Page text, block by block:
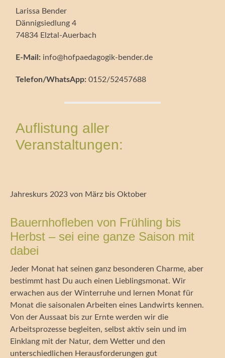
Larissa Bender
Dännigsiedlung 4
74834 Elztal-Auerbach
E-Mail: info@hofpaedagogik-bender.de
Telefon/WhatsApp:0152/52457688
Auflistung aller
Veranstaltungen:
Jahreskurs 2023 von März bis Oktober
Bauernhofleben von Frühling bis
Herbst – sei eine ganze Saison mit
dabei
Jeder Monat hat seinen ganz besonderen Charme, aber
bestimmt hast Du auch einen Lieblingsmonat. Wir
erwachen aus der Winterruhe und lernen Monat für
Monat die saisonalen Arbeiten eines Landwirts kennen.
Von der Aussaat bis zur Ernte werden wir die
Arbeitsprozesse begleiten, selbst aktiv sein und im
Einklang mit der Natur, dem Wetter und den
unterschiedlichen Herausforderungen gut